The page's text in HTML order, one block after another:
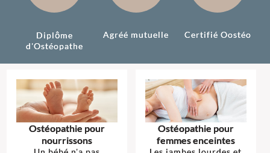
Diplôme
d'Ostéopathe
Agréé mutuelle Certifié Oostéo
Ostéopathie pour
nourrissons
Ostéopathie pour
femmes enceintes